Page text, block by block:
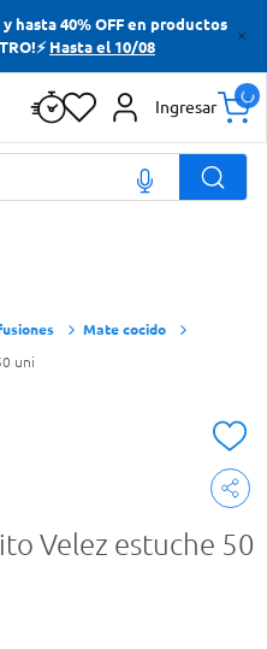
y hasta 40% OFF en productos
Hasta el 10/08
Ingresar
Mate cocido
uni
Velez estuche 50